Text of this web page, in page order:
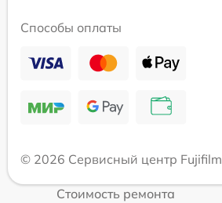
Способы оплаты
© 2026 Сервисный центр Fujifilm
Стоимость ремонта